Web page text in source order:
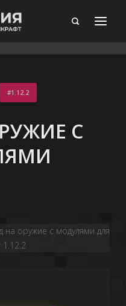
1.12.2
С
на оружие с модулями для